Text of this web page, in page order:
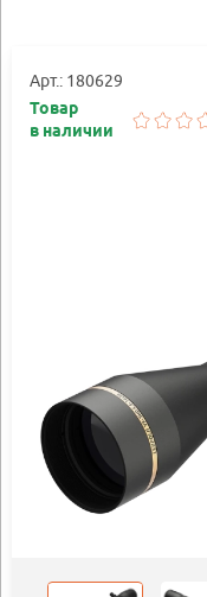
Арт.: 180629
Товар
в наличии